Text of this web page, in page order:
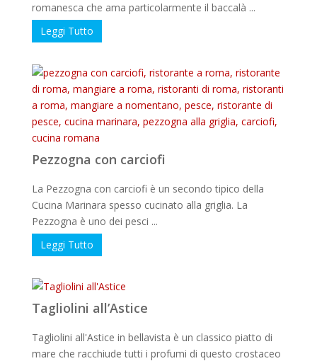
romanesca che ama particolarmente il baccalà ...
Leggi Tutto
Pezzogna con carciofi
La Pezzogna con carciofi è un secondo tipico della
Cucina Marinara spesso cucinato alla griglia. La
Pezzogna è uno dei pesci ...
Leggi Tutto
Tagliolini all’Astice
Tagliolini all'Astice in bellavista è un classico piatto di
mare che racchiude tutti i profumi di questo crostaceo